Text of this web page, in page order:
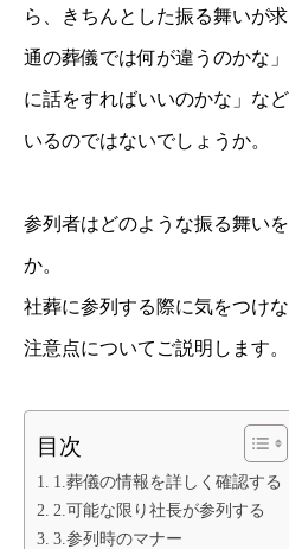
ら、きちんとした振る舞いが
通の葬儀では何が違うのかな
に話をすればいいのかな」な
いるのではないでしょうか。
参列者はどのような振る舞い
か。
社葬に参列する際に気をつけ
注意点についてご説明します。
目次
1.葬儀の情報を詳しく確認する
2.可能な限り社長が参列する
3.参列時のマナー